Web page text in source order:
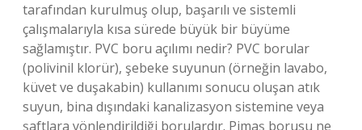
tarafından kurulmuş olup, başarılı ve sistemli
çalışmalarıyla kısa sürede büyük bir büyüme
sağlamıştır. PVC boru açılımı nedir? PVC borular
(polivinil klorür), şebeke suyunun (örneğin lavabo,
küvet ve duşakabin) kullanımı sonucu oluşan atık
suyun, bina dışındaki kanalizasyon sistemine veya
şaftlara yönlendirildiği borulardır. Pimaş borusu ne